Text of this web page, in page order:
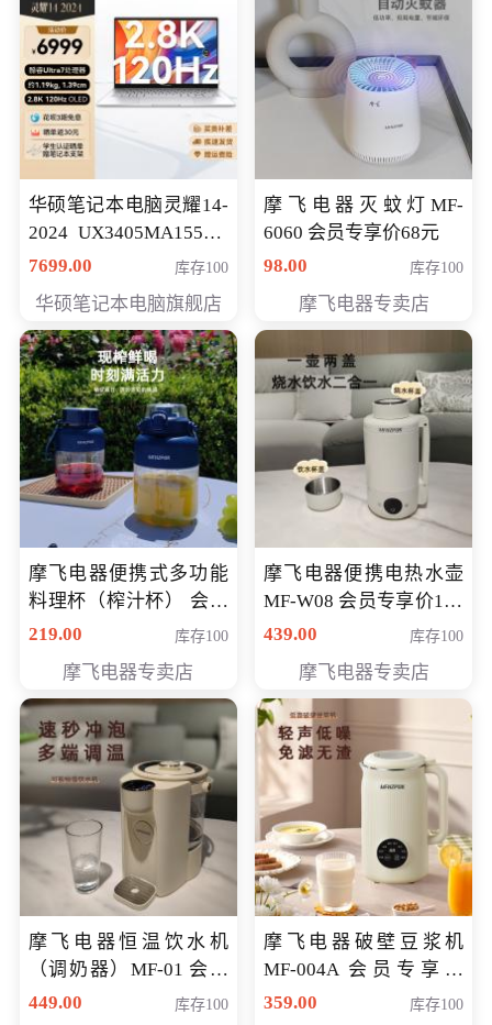
华硕笔记本电脑灵耀14-
2024 UX3405MA155夜
空蓝 oled 智慧轻薄本 会
7699.00 库存100
华硕笔记本电脑旗舰店
摩飞电器灭蚊灯MF-
6060 会员专享价68元
98.00
库存100
摩飞电器专卖店
摩飞电器便携式多功能
料理杯（榨汁杯） 会员
专享价118元
219.00 库存100
摩飞电器专卖店
摩飞电器便携电热水壶
MF-W08 会员专享价198
元
439.00 库存100
摩飞电器专卖店
摩飞电器恒温饮水机
（调奶器）MF-01 会员
专享价366元
449.00 库存100
摩飞电器破壁豆浆机
MF-004A 会员专享价
168元
359.00 库存100